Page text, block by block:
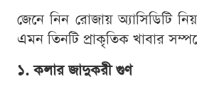
জেনে নিন রোজায় অ্যাসিডিটি
এমন তিনটি প্রাকৃতিক খাবার
১. কলার জাদুকরী গুণ